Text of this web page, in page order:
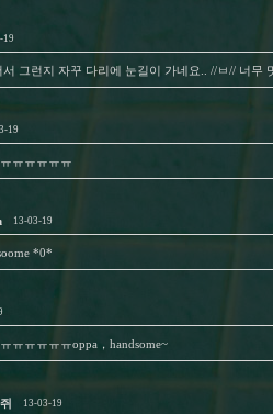
19
서 그런지 자꾸 다리에 눈길이 가네요.. //ㅂ// 너무
19
ㅠㅠㅠㅠㅠ
13-03-19
*0*
ㅠㅠㅠㅠㅠoppa，handsome~
13-03-19